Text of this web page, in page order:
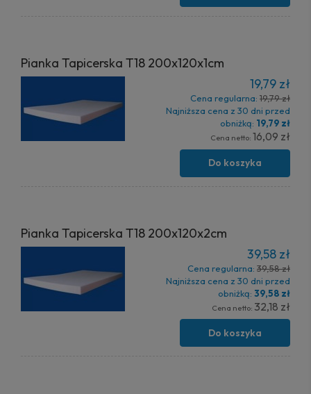
Pianka Tapicerska T18 200x120x1cm
19,79 zł
Cena regularna: 19,79 zł
Najniższa cena z 30 dni przed
obniżką: 19,79 zł
Cena netto: 16,09 zł
Do koszyka
Pianka Tapicerska T18 200x120x2cm
39,58 zł
Cena regularna: 39,58 zł
Najniższa cena z 30 dni przed
obniżką: 39,58 zł
Cena netto: 32,18 zł
Do koszyka